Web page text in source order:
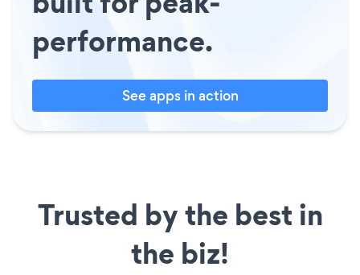
performance.
See apps in action
Trusted by the best in
the biz!